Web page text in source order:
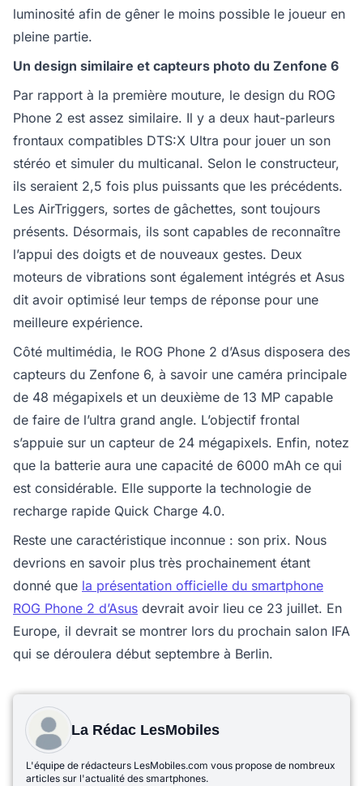
luminosité afin de gêner le moins possible le joueur en
pleine partie.
Un design similaire et capteurs photo du Zenfone 6
Par rapport à la première mouture, le design du ROG
Phone 2 est assez similaire. Il y a deux haut-parleurs
frontaux compatibles DTS:X Ultra pour jouer un son
stéréo et simuler du multicanal. Selon le constructeur,
ils seraient 2,5 fois plus puissants que les précédents.
Les AirTriggers, sortes de gâchettes, sont toujours
présents. Désormais, ils sont capables de reconnaître
l’appui des doigts et de nouveaux gestes. Deux
moteurs de vibrations sont également intégrés et Asus
dit avoir optimisé leur temps de réponse pour une
meilleure expérience.
Côté multimédia, le ROG Phone 2 d’Asus disposera des
capteurs du Zenfone 6, à savoir une caméra principale
de 48 mégapixels et un deuxième de 13 MP capable
de faire de l’ultra grand angle. L’objectif frontal
s’appuie sur un capteur de 24 mégapixels. Enfin, notez
que la batterie aura une capacité de 6000 mAh ce qui
est considérable. Elle supporte la technologie de
recharge rapide Quick Charge 4.0.
Reste une caractéristique inconnue : son prix. Nous
devrions en savoir plus très prochainement étant
donné que la présentation officielle du smartphone
ROG Phone 2 d’Asus devrait avoir lieu ce 23 juillet. En
Europe, il devrait se montrer lors du prochain salon IFA
qui se déroulera début septembre à Berlin.
La Rédac LesMobiles
L'équipe de rédacteurs LesMobiles.com vous propose de nombreux
articles sur l'actualité des smartphones.